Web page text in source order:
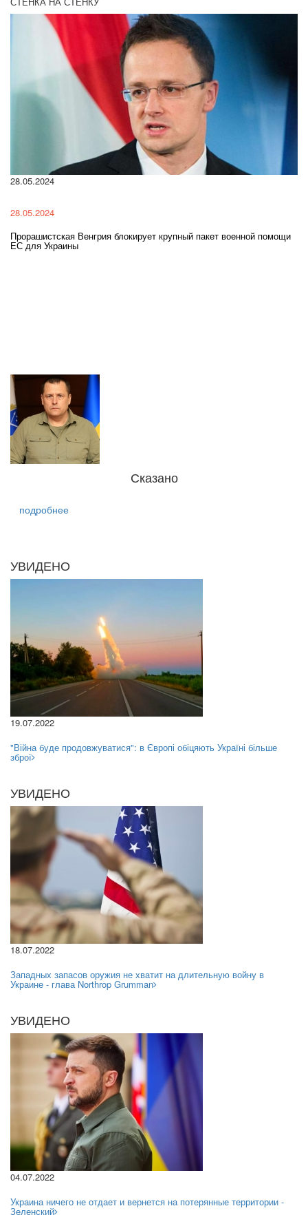
28.05.2024
28.05.2024
Прорашистская Венгрия блокирует крупный пакет военной помощи
ЕС для Украины
Сказано
подробнее
УВИДЕНО
19.07.2022
"Війна буде продовжуватися": в Європі обіцяють Україні більше
зброї
УВИДЕНО
18.07.2022
Западных запасов оружия не хватит на длительную войну в
Украине - глава Northrop Grumman
УВИДЕНО
04.07.2022
Украина ничего не отдает и вернется на потерянные территории -
Зеленский